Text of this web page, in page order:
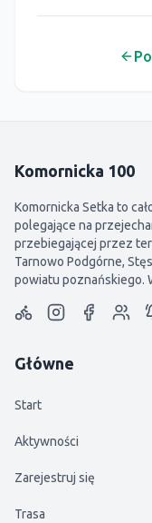
Komornicka 100
Komornicka Setka to
polegające na
przebiegającej przez
Tarnowo Podgórne,
powiatu poznańskiego.
Główne
Start
Aktywności
Zarejestruj się
Trasa